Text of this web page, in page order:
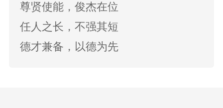
尊贤使能，俊杰在位
任人之长，不强其短
德才兼备，以德为先